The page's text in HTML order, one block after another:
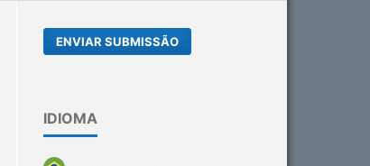
ENVIAR SUBMISSÃO
IDIOMA